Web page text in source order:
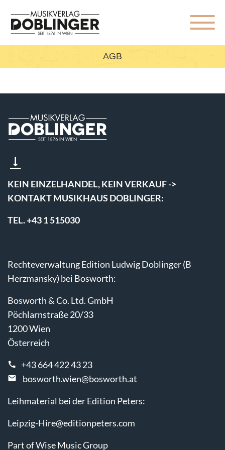
AGB
KEIN EINZELHANDEL, KEIN VERKAUF ->
KONTAKT MUSIKHAUS DOBLINGER:
TEL. +43 1 515030
Rechteverwaltung Edition Ludwig Doblinger (B
Herzmansky) bei Bosworth:
Bosworth & Co. Ltd. GmbH
Pöchlarnstraße 20/33
1200 Wien
Österreich
+43 664 422 43 23
bosworth.wien@bosworth.at
Leihmaterial bei der Edition Peters:
Leipzig-Hire@editionpeters.com
Part of Wise Music Group